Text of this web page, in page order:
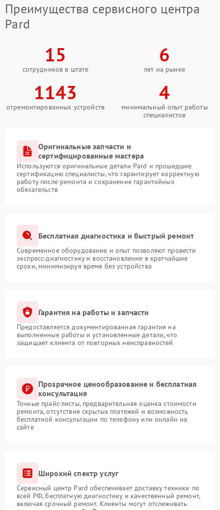
Преимущества сервисного центра
Pard
15
сотрудников в штате
6
лет на рынке
1143
отремонтированных устройств
4
минимальный опыт работы
специалистов
Оригинальные запчасти и
сертифицированные мастера
Используются оригинальные детали Pard и прошедшие
сертификацию специалисты, что гарантирует корректную
работу после ремонта и сохранение гарантийных
обязательств
Бесплатная диагностика и быстрый ремонт
Современное оборудование и опыт позволяют провести
экспресс-диагностику и восстановление в кратчайшие
сроки, минимизируя время без устройства
Гарантия на работы и запчасти
Предоставляется документированная гарантия на
выполненные работы и установленные детали, что
защищает клиента от повторных неисправностей
Прозрачное ценообразование и бесплатная
консультация
Точные прайс-листы, предварительная оценка стоимости
ремонта, отсутствие скрытых платежей и возможность
бесплатной консультации по телефону или онлайн на
сайте
Широкий спектр услуг
Сервисный центр Pard обеспечивает доставку техники по
всей РФ, бесплатную диагностику и качественный ремонт,
включая срочный ремонт. Клиенты могут отслеживать